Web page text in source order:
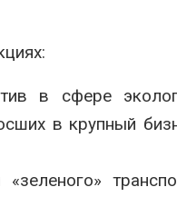
в сфере
в крупный